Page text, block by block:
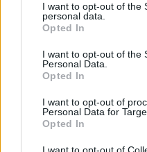
not limited to your visit or
grant or deny consent to
use your data for below
consent section.
I want to opt-out of the
personal data.
Opted In
I want to opt-out of the
Personal Data.
Opted In
I want to opt-out of
Personal Data for
Opted In